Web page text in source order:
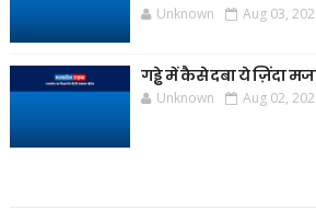
Unknown Aug 03,
गड्ढे में कैसे दबा ये ज़िंदा
Unknown Aug 02,